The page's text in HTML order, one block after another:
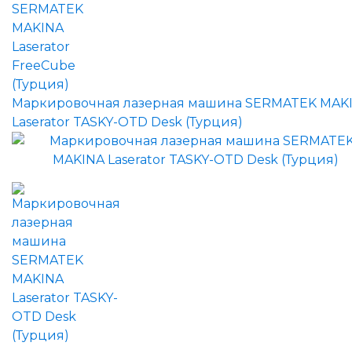
Маркировочная лазерная машина SERMATEK
Laserator TASKY-OTD Desk (Турция)